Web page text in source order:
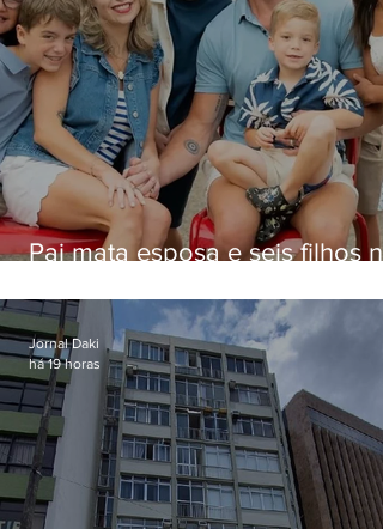
Pai mata esposa e seis filhos
Jornal Daki
há 19 horas